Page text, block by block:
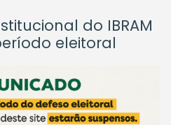
do IBRAM
eleitoral